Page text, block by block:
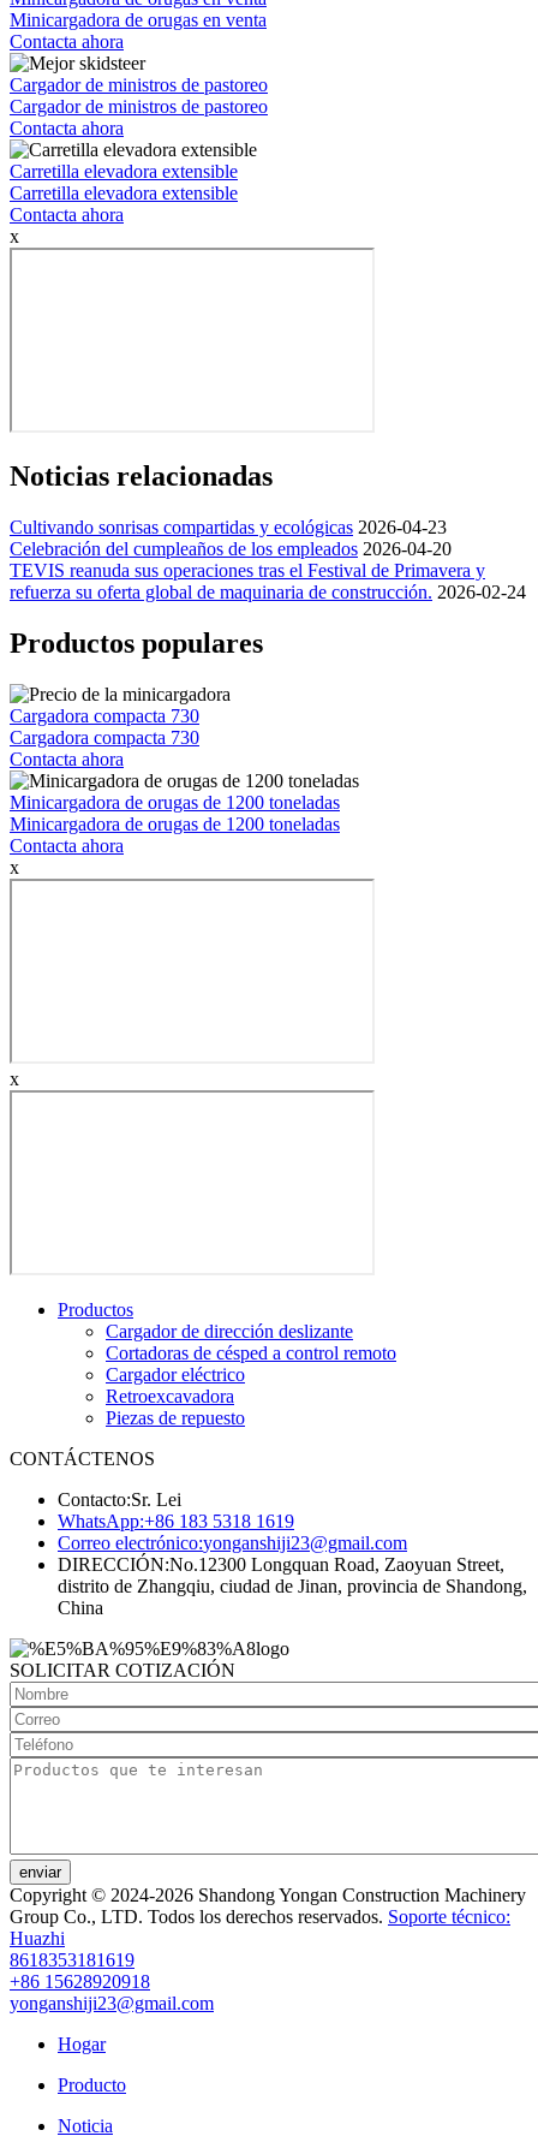
Minicargadora de orugas en venta
Contacta ahora
Cargador de ministros de pastoreo
Cargador de ministros de pastoreo
Contacta ahora
Carretilla elevadora extensible
Carretilla elevadora extensible
Contacta ahora
x
Noticias relacionadas
Cultivando sonrisas compartidas y ecológicas 2026-04-23
Celebración del cumpleaños de los empleados 2026-04-20
TEVIS reanuda sus operaciones tras el Festival de Primavera y
refuerza su oferta global de maquinaria de construcción. 2026-02-24
Productos populares
Cargadora compacta 730
Cargadora compacta 730
Contacta ahora
Minicargadora de orugas de 1200 toneladas
Minicargadora de orugas de 1200 toneladas
Contacta ahora
x
x
Productos
Cargador de dirección deslizante
Cortadoras de césped a control remoto
Cargador eléctrico
Retroexcavadora
Piezas de repuesto
CONTÁCTENOS
Contacto:Sr. Lei
WhatsApp:+86 183 5318 1619
Correo electrónico:yonganshiji23@gmail.com
DIRECCIÓN:No.12300 Longquan Road, Zaoyuan Street,
distrito de Zhangqiu, ciudad de Jinan, provincia de Shandong,
China
SOLICITAR COTIZACIÓN
enviar
Copyright © 2024-2026 Shandong Yongan Construction Machinery
Group Co., LTD. Todos los derechos reservados. Soporte técnico:
Huazhi
8618353181619
+86 15628920918
yonganshiji23@gmail.com
Hogar
Producto
Noticia